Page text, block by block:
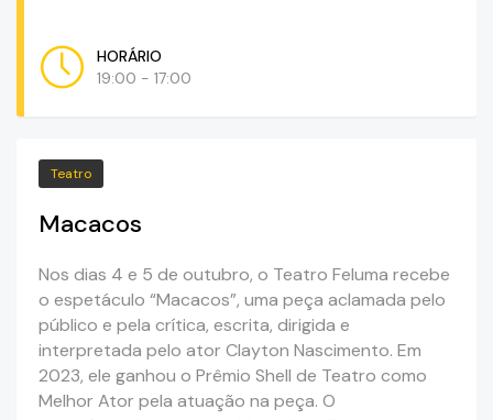
HORÁRIO
19:00 - 17:00
Teatro
Macacos
Nos dias 4 e 5 de outubro, o Teatro Feluma recebe
o espetáculo “Macacos”, uma peça aclamada pelo
público e pela crítica, escrita, dirigida e
interpretada pelo ator Clayton Nascimento. Em
2023, ele ganhou o Prêmio Shell de Teatro como
Melhor Ator pela atuação na peça. O